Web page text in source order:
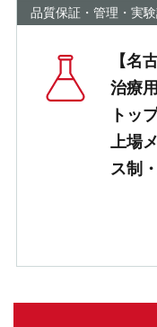
品質保証・管理・実
【名
治療
トッ
上場
ス制